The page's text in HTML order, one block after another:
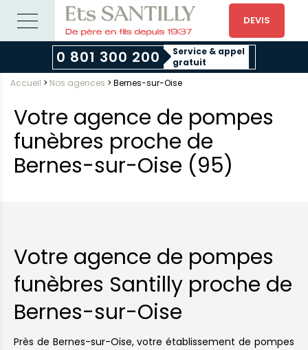
DEVIS
0 801 300 200
Service & appel
gratuit
Accueil > Nos agences > Bernes-sur-Oise
Votre agence de pompes
funèbres proche de
Bernes-sur-Oise (95)
Votre agence de pompes
funèbres Santilly proche de
Bernes-sur-Oise
Près de Bernes-sur-Oise, votre établissement de pompes